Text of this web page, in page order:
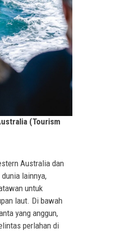
(Tourism
Australia dan
lainnya,
untuk
laut. Di bawah
yang anggun,
perlahan di